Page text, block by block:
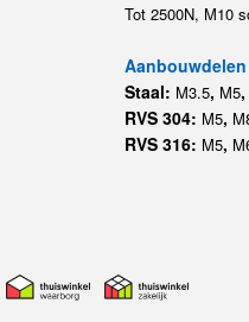
Tot 2500N, M10
Aanbouwdelen
Staal: M3.5, M5,
RVS 304: M5,
RVS 316: M5,